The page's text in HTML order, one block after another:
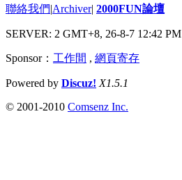
聯絡我們|Archiver| 2000FUN論壇
SERVER: 2 GMT+8, 26-8-7 12:42 PM
Sponsor： 工作間 , 網頁寄存
Powered by Discuz! X1.5.1
© 2001-2010 Comsenz Inc.